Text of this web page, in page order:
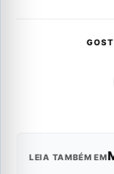
LEIA TAMBÉM EM